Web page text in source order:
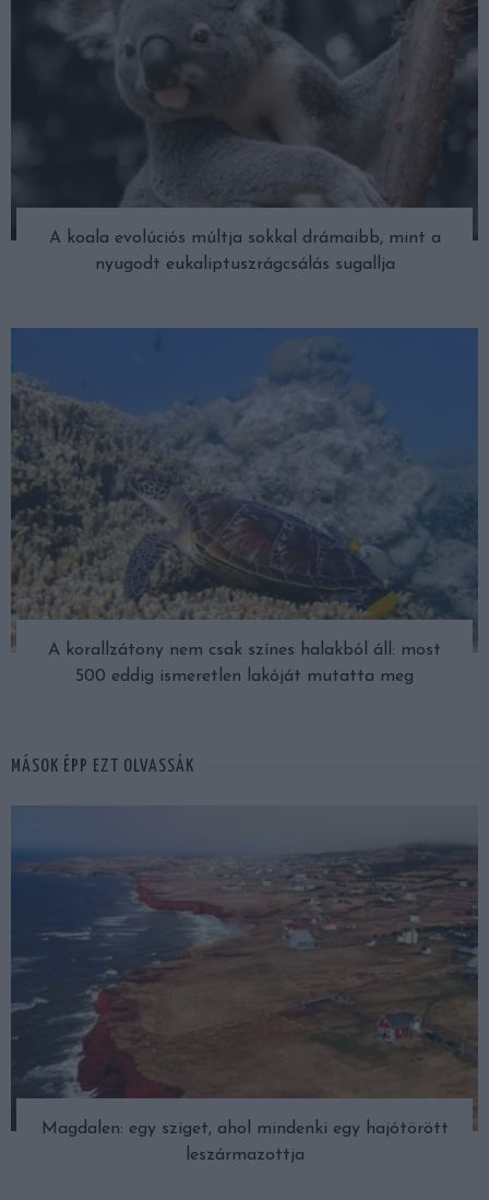
A koala evolúciós múltja sokkal drámaibb, mint a
nyugodt eukaliptuszrágcsálás sugallja
A korallzátony nem csak színes halakból áll: most
500 eddig ismeretlen lakóját mutatta meg
MÁSOK ÉPP EZT OLVASSÁK
Magdalen: egy sziget, ahol mindenki egy hajótörött
leszármazottja